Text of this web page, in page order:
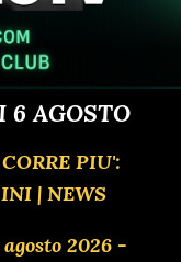
AGOSTO
PIU':
| NEWS
2026 -